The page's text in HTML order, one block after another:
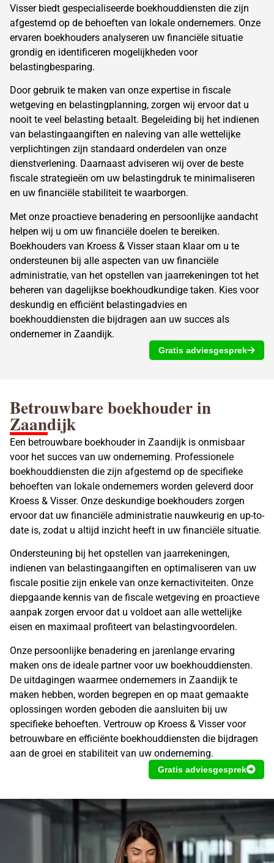
Visser biedt gespecialiseerde boekhouddiensten die zijn
afgestemd op de behoeften van lokale ondernemers. Onze
ervaren boekhouders analyseren uw financiële situatie
grondig en identificeren mogelijkheden voor
belastingbesparing.
Door gebruik te maken van onze expertise in fiscale
wetgeving en belastingplanning, zorgen wij ervoor dat u
nooit te veel belasting betaalt. Begeleiding bij het indienen
van belastingaangiften en naleving van alle wettelijke
verplichtingen zijn standaard onderdelen van onze
dienstverlening. Daarnaast adviseren wij over de beste
fiscale strategieën om uw belastingdruk te minimaliseren
en uw financiële stabiliteit te waarborgen.
Met onze proactieve benadering en persoonlijke aandacht
helpen wij u om uw financiële doelen te bereiken.
Boekhouders van Kroess & Visser staan klaar om u te
ondersteunen bij alle aspecten van uw financiële
administratie, van het opstellen van jaarrekeningen tot het
beheren van dagelijkse boekhoudkundige taken. Kies voor
deskundig en efficiënt belastingadvies en
boekhouddiensten die bijdragen aan uw succes als
ondernemer in Zaandijk.
Gratis adviesgesprek
Betrouwbare boekhouder in
Zaandijk
Een betrouwbare boekhouder in Zaandijk is onmisbaar
voor het succes van uw onderneming. Professionele
boekhouddiensten die zijn afgestemd op de specifieke
behoeften van lokale ondernemers worden geleverd door
Kroess & Visser. Onze deskundige boekhouders zorgen
ervoor dat uw financiële administratie nauwkeurig en up-to-
date is, zodat u altijd inzicht heeft in uw financiële situatie.
Ondersteuning bij het opstellen van jaarrekeningen,
indienen van belastingaangiften en optimaliseren van uw
fiscale positie zijn enkele van onze kernactiviteiten. Onze
diepgaande kennis van de fiscale wetgeving en proactieve
aanpak zorgen ervoor dat u voldoet aan alle wettelijke
eisen en maximaal profiteert van belastingvoordelen.
Onze persoonlijke benadering en jarenlange ervaring
maken ons de ideale partner voor uw boekhouddiensten.
De uitdagingen waarmee ondernemers in Zaandijk te
maken hebben, worden begrepen en op maat gemaakte
oplossingen worden geboden die aansluiten bij uw
specifieke behoeften. Vertrouw op Kroess & Visser voor
betrouwbare en efficiënte boekhouddiensten die bijdragen
aan de groei en stabiliteit van uw onderneming.
Gratis adviesgesprek